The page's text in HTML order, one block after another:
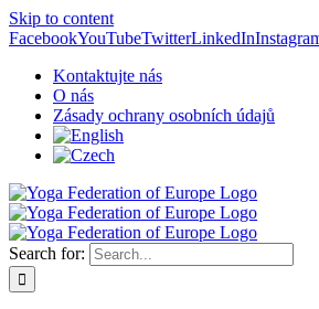
Skip to content
FacebookYouTubeTwitterLinkedIn
Kontaktujte nás
O nás
Zásady ochrany osobních údajů
Search for: